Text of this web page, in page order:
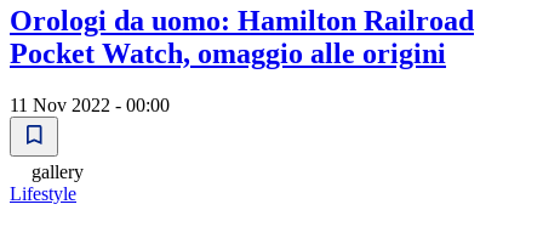
Orologi da uomo: Hamilton Railroad
Pocket Watch, omaggio alle origini
11 Nov 2022 - 00:00
gallery
Lifestyle